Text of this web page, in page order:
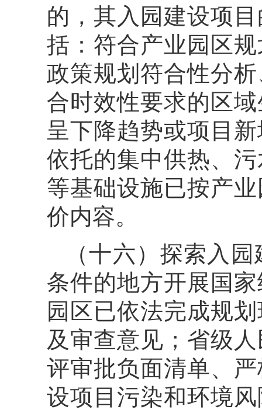
的，其入园建设项
括：符合产业园区
政策规划符合性分
合时效性要求的区
呈下降趋势或项目
依托的集中供热、
等基础设施已按产
价内容。
（十六）探索入
条件的地方开展国
园区已依法完成规
及审查意见；省级
评审批负面清单、
设项目污染和环境